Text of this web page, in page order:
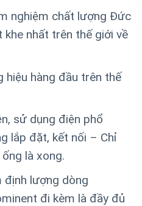
nghiệm chất lượng Đức
khe nhất trên thế giới về
hiệu hàng đầu trên thế
sử dụng điện phổ
lắp đặt, kết nối – Chỉ
là xong.
định lượng dòng
đi kèm là đầy đủ